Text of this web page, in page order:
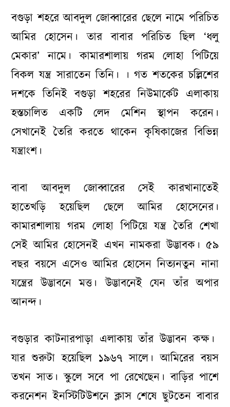
বগুড়া শহরে আবদুল জোব্বারের ছেলে নামে পরিচিত
আমির হোসেন। তার বাবার পরিচিত ছিল ‘ধলু
মেকার’ নামে। কামারশালায় গরম লোহা পিটিয়ে
বিকল যন্ত্র সারাতেন তিনি। । গত শতকের চল্লিশের
দশকে তিনিই বগুড়া শহরের নিউমার্কেট এলাকায়
হস্তচালিত একটি লেদ মেশিন স্থাপন করেন।
সেখানেই তৈরি করতে থাকেন কৃষিকাজের বিভিন্ন
যন্ত্রাংশ।
বাবা আবদুল জোব্বারের সেই কারখানাতেই
হাতেখড়ি হয়েছিল ছেলে আমির হোসেনের।
কামারশালায় গরম লোহা পিটিয়ে যন্ত্র তৈরি শেখা
সেই আমির হোসেনই এখন নামকরা উদ্ভাবক। ৫৯
বছর বয়সে এসেও আমির হোসেন নিত্যনতুন নানা
যন্ত্রের উদ্ভাবনে মত্ত। উদ্ভাবনেই যেন তাঁর অপার
আনন্দ।
বগুড়ার কাটনারপাড়া এলাকায় তাঁর উদ্ভাবন কক্ষ।
যার শুরুটা হয়েছিল ১৯৬৭ সালে। আমিরের বয়স
তখন সাত। স্কুলে সবে পা রেখেছেন। বাড়ির পাশে
করনেশন ইনস্টিটিউশনে ক্লাস শেষে ছুটতেন বাবার